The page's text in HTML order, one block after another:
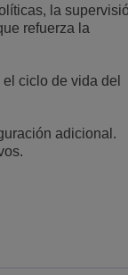
la
refuerza la
ciclo de vida del
adicional.